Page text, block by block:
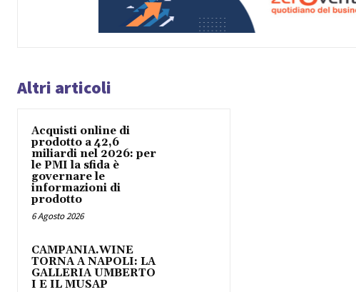
Altri articoli
Acquisti online di
prodotto a 42,6
miliardi nel 2026: per
le PMI la sfida è
governare le
informazioni di
prodotto
6 Agosto 2026
CAMPANIA.WINE
TORNA A NAPOLI: LA
GALLERIA UMBERTO
I E IL MUSAP